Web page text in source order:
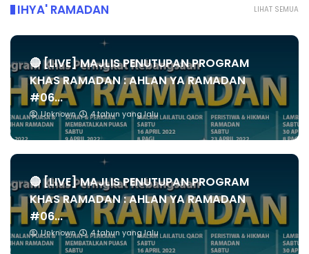
LIHAT SEMUA
IHYA' RAMADAN
🔴 [LIVE] MAJLIS PENUTUPAN PROGRAM
KHAS RAMADAN : AHLAN YA RAMADAN
#06...
Unknown 4 tahun yang lalu
🔴 [LIVE] MAJLIS PENUTUPAN PROGRAM
KHAS RAMADAN : AHLAN YA RAMADAN
#06...
Unknown 4 tahun yang lalu